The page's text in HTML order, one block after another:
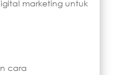
marketing untuk
cara